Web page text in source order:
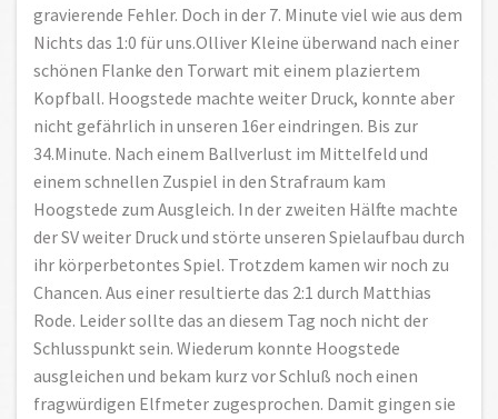
gravierende Fehler. Doch in der 7. Minute viel wie aus dem
Nichts das 1:0 für uns.Olliver Kleine überwand nach einer
schönen Flanke den Torwart mit einem plaziertem
Kopfball. Hoogstede machte weiter Druck, konnte aber
nicht gefährlich in unseren 16er eindringen. Bis zur
34.Minute. Nach einem Ballverlust im Mittelfeld und
einem schnellen Zuspiel in den Strafraum kam
Hoogstede zum Ausgleich. In der zweiten Hälfte machte
der SV weiter Druck und störte unseren Spielaufbau durch
ihr körperbetontes Spiel. Trotzdem kamen wir noch zu
Chancen. Aus einer resultierte das 2:1 durch Matthias
Rode. Leider sollte das an diesem Tag noch nicht der
Schlusspunkt sein. Wiederum konnte Hoogstede
ausgleichen und bekam kurz vor Schluß noch einen
fragwürdigen Elfmeter zugesprochen. Damit gingen sie